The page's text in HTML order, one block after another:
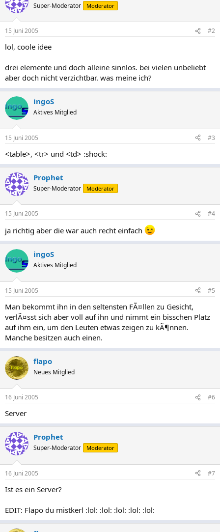
Super-Moderator Moderator
15 Juni 2005 #2
lol, coole idee
drei elemente und doch alleine sinnlos. bei vielen unbeliebt
aber doch nicht verzichtbar. was meine ich?
ingoS
Aktives Mitglied
15 Juni 2005 #3
<table>, <tr> und <td> :shock:
Prophet
Super-Moderator Moderator
15 Juni 2005 #4
ja richtig aber die war auch recht einfach
ingoS
Aktives Mitglied
15 Juni 2005 #5
Man bekommt ihn in den seltensten FÃ¤llen zu Gesicht,
verlÃ¤sst sich aber voll auf ihn und nimmt ein bisschen Platz
auf ihm ein, um den Leuten etwas zeigen zu kÃ¶nnen.
Manche besitzen auch einen.
flapo
Neues Mitglied
16 Juni 2005 #6
Server
Prophet
Super-Moderator Moderator
16 Juni 2005 #7
Ist es ein Server?
EDIT: Flapo du mistkerl :lol: :lol: :lol: :lol: :lol: